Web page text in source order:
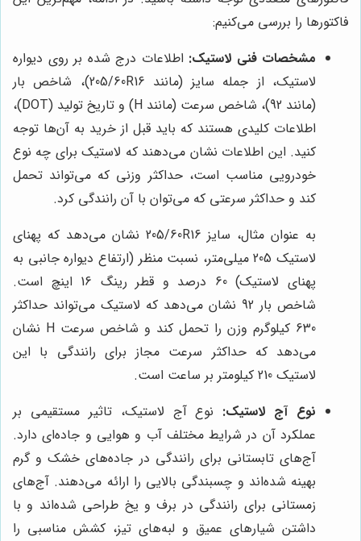
فاکتورها را بررسی می‌کنیم:
مشخصات فنی لاستیک: اطلاعات درج شده بر روی دیواره
لاستیک، از جمله سایز (مانند 205/60R16)، شاخص بار
(مانند 92)، شاخص سرعت (مانند H) و تاریخ تولید (DOT)،
اطلاعات کلیدی هستند که باید قبل از خرید به آن‌ها توجه
کنید. این اطلاعات نشان می‌دهند که لاستیک برای چه نوع
خودرویی مناسب است، حداکثر وزنی که می‌تواند تحمل
کند و حداکثر سرعتی که می‌توان با آن رانندگی کرد.
به عنوان مثال، سایز 205/60R16 نشان می‌دهد که پهنای
لاستیک 205 میلی‌متر، نسبت منظر (ارتفاع دیواره جانبی به
پهنای لاستیک) 60 درصد و قطر رینگ 16 اینچ است.
شاخص بار 92 نشان می‌دهد که لاستیک می‌تواند حداکثر
630 کیلوگرم وزن را تحمل کند و شاخص سرعت H نشان
می‌دهد که حداکثر سرعت مجاز برای رانندگی با این
لاستیک 210 کیلومتر بر ساعت است.
نوع آج لاستیک: نوع آج لاستیک، تاثیر مستقیمی بر
عملکرد آن در شرایط مختلف آب و هوایی و جاده‌ای دارد.
آج‌های تابستانی برای رانندگی در جاده‌های خشک و گرم
بهینه شده‌اند و چسبندگی بالایی را ارائه می‌دهند. آج‌های
زمستانی برای رانندگی در برف و یخ طراحی شده‌اند و با
داشتن شیارهای عمیق و لبه‌های تیز، کشش مناسبی را